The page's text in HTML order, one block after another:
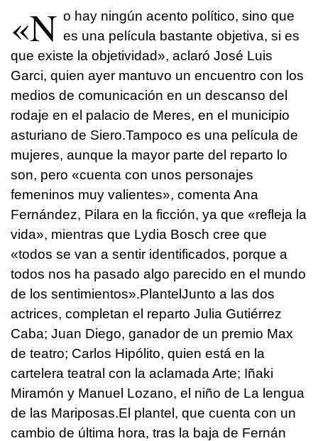
«N o hay ningún acento político, sino que
es una película bastante objetiva, si es
que existe la objetividad», aclaró José Luis
Garci, quien ayer mantuvo un encuentro con los
medios de comunicación en un descanso del
rodaje en el palacio de Meres, en el municipio
asturiano de Siero.Tampoco es una película de
mujeres, aunque la mayor parte del reparto lo
son, pero «cuenta con unos personajes
femeninos muy valientes», comenta Ana
Fernández, Pilara en la ficción, ya que «refleja la
vida», mientras que Lydia Bosch cree que
«todos se van a sentir identificados, porque a
todos nos ha pasado algo parecido en el mundo
de los sentimientos».PlantelJunto a las dos
actrices, completan el reparto Julia Gutiérrez
Caba; Juan Diego, ganador de un premio Max
de teatro; Carlos Hipólito, quien está en la
cartelera teatral con la aclamada Arte; Iñaki
Miramón y Manuel Lozano, el niño de La lengua
de las Mariposas.El plantel, que cuenta con un
cambio de última hora, tras la baja de Fernán